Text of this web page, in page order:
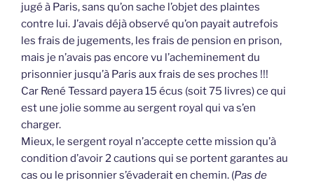
jugé à Paris, sans qu’on sache l’objet des plaintes
contre lui. J’avais déjà observé qu’on payait autrefois
les frais de jugements, les frais de pension en prison,
mais je n’avais pas encore vu l’acheminement du
prisonnier jusqu’à Paris aux frais de ses proches !!!
Car René Tessard payera 15 écus (soit 75 livres) ce qui
est une jolie somme au sergent royal qui va s’en
charger.
Mieux, le sergent royal n’accepte cette mission qu’à
condition d’avoir 2 cautions qui se portent garantes au
cas ou le prisonnier s’évaderait en chemin. (Pas de